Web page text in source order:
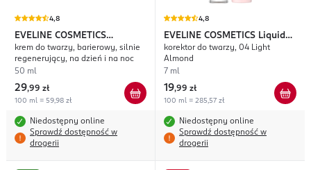
4,8
EVELINE COSMETICS
Cerabiome
krem do twarzy, barierowy, silnie
regenerujący, na dzień i na noc
50 ml
29,99 zł
100 ml = 59,98 zł
Niedostępny online
Sprawdź dostępność w
drogerii
4,8
EVELINE COSMETICS Liquid
Camouflage
korektor do twarzy, 04 Light
Almond
7 ml
19,99 zł
100 ml = 285,57 zł
Niedostępny online
Sprawdź dostępność w
drogerii